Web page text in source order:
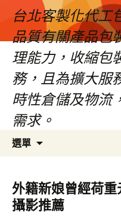
台北客製化代工
品質有關產品包
理能力，收縮包
務，且為擴大服
時性倉儲及物流
需求。
選單
容
區
外籍新娘曾經荷
攝影推薦